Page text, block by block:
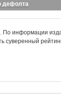
дефолта
По информации
суверенный